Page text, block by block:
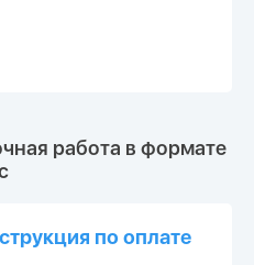
работа в формате
по оплате